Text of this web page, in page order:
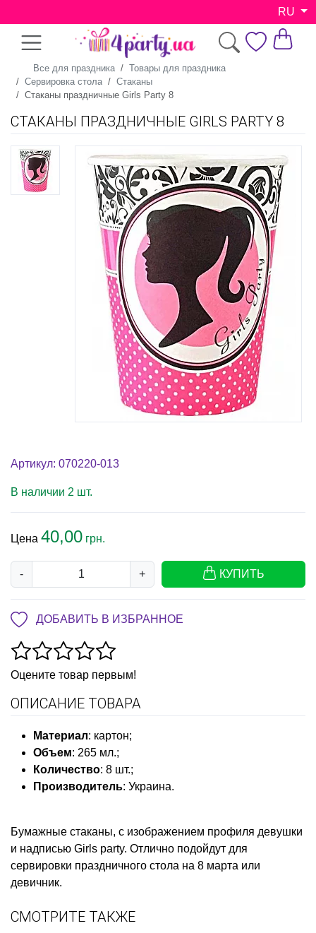
RU
Все для праздника
Товары для праздника
Сервировка стола
Стаканы
Стаканы праздничные Girls Party 8
СТАКАНЫ ПРАЗДНИЧНЫЕ GIRLS PARTY 8
Артикул: 070220-013
В наличии 2 шт.
Цена 40,00 грн.
- + КУПИТЬ
ДОБАВИТЬ В ИЗБРАННОЕ
Оцените товар первым!
ОПИСАНИЕ ТОВАРА
Материал: картон;
Объем: 265 мл.;
Количество: 8 шт.;
Производитель: Украина.
Бумажные стаканы, с изображением профиля девушки
и надписью Girls party. Отлично подойдут для
сервировки праздничного стола на 8 марта или
девичник.
СМОТРИТЕ ТАКЖЕ